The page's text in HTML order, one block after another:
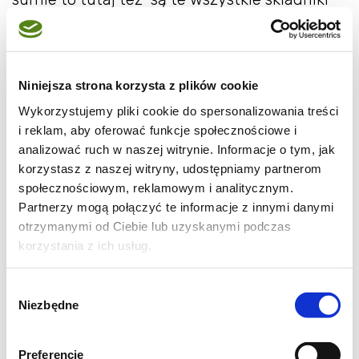
Niniejsza strona korzysta z plików cookie
Wykorzystujemy pliki cookie do spersonalizowania treści
i reklam, aby oferować funkcje społecznościowe i
analizować ruch w naszej witrynie. Informacje o tym, jak
korzystasz z naszej witryny, udostępniamy partnerom
społecznościowym, reklamowym i analitycznym.
Partnerzy mogą połączyć te informacje z innymi danymi
otrzymanymi od Ciebie lub uzyskanymi podczas
korzystania z ich usług.
zgody
Niezbędne
Preferencje
więc kaloryczność dania jest taka sama albo
jeszcze większa biorąc pod uwagę sos
formie jest po prostu pyszny i raz na jakiś
czas napewno nie zaszkodzi. Przepis
pochodzi z książki Ewy Aszkiewicz 365
obiadów na polskim stole.